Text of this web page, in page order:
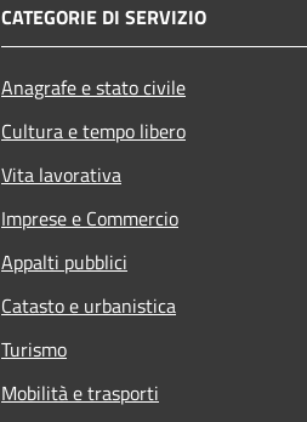
CATEGORIE DI SERVIZIO
Anagrafe e stato civile
Cultura e tempo libero
Vita lavorativa
Imprese e Commercio
Appalti pubblici
Catasto e urbanistica
Turismo
Mobilità e trasporti